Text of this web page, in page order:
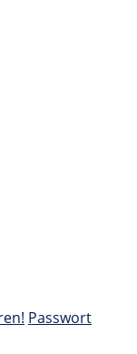
Passwort